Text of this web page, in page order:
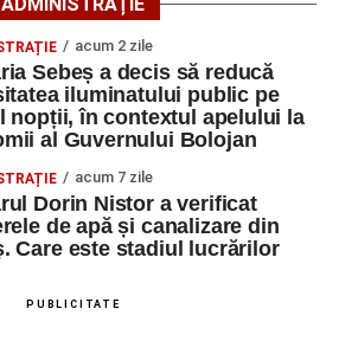
și o seară dedicată tradițiilor
un spectacol folcloric organizat în
Felician Fărcașiu.
atracție se numără spectacolul de
Grădina Muzeului Municipal „Ioan
dirijoruluiRemus Grama, alături de
prestigiu.
vor urca atât artiști consacrați, cât
acum 2 zile
Sebeș a decis să reducă
iluminatului public pe
nopții, în contextul apelului la
al Guvernului Bolojan
acum 7 zile
Dorin Nistor a verificat
de apă și canalizare din
Care este stadiul lucrărilor
PUBLICITATE